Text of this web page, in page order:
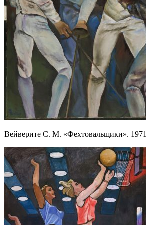
Вейверите С. М. «Фехтовальщики». 1971